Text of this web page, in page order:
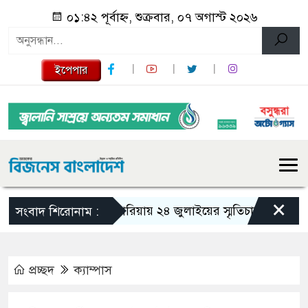
০১:৪২ পূর্বাহ্ন, শুক্রবার, ০৭ অগাস্ট ২০২৬
ইপেপার
সংবাদ শিরোনাম :গজারিয়ায় ২৪ জুলাইয়ের স্মৃতিচারণ: গুমের×
প্রচ্ছদ ক্যাম্পাস